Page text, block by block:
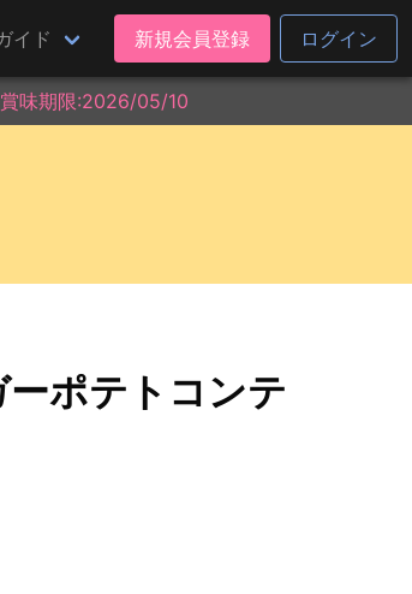
イド 新規会員登録 ログイン
賞味期限:2026/05/10
ーポテトコンテ